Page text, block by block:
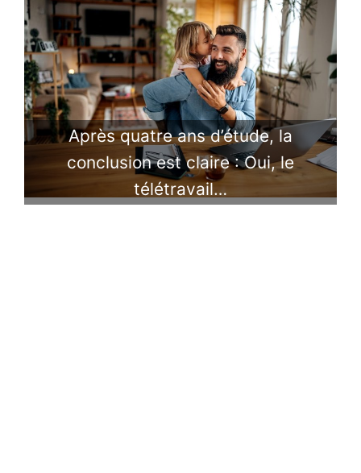
Après quatre ans d’étude, la
conclusion est claire : Oui, le
télétravail…